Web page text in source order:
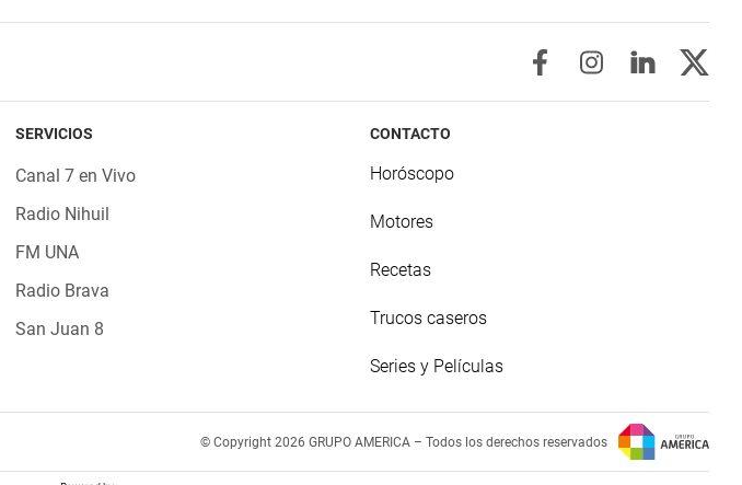
SERVICIOS
Canal 7 en Vivo
Radio Nihuil
FM UNA
Radio Brava
San Juan 8
CONTACTO
Horóscopo
Motores
Recetas
Trucos caseros
Series y Películas
© Copyright 2026 GRUPO AMERICA – Todos los derechos reservados